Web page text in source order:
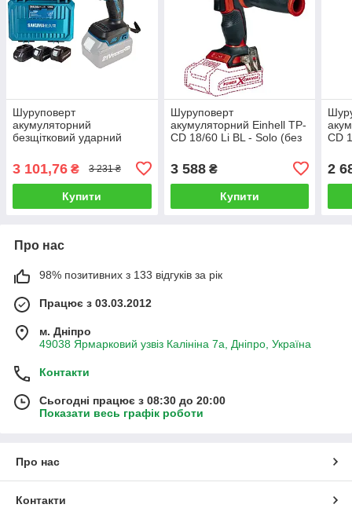
Шуруповерт
акумуляторний
безщітковий ударний
SET02 з 2 АКБ та
зарядним пристроєм
3 101,76 ₴ 3 231 ₴
Купити
Шуруповерт
акумуляторний Einhell TP-
CD 18/60 Li BL - Solo (без
пристрою)
3 588₴
Купити
CD
та
2
Про нас
98% позитивних з 133 відгуків за рік
Працює з 03.03.2012
м. Дніпро
49038 Ярмарковий узвіз Калініна 7а, Дніпро, Україна
Контакти
Сьогодні працює з 08:30 до 20:00
Показати весь графік роботи
Про нас
Контакти